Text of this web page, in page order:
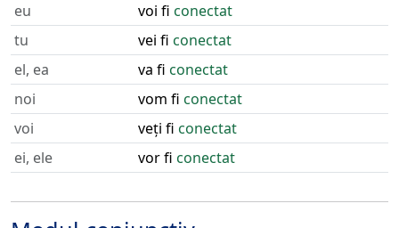
eu voi fi conectat
tu
vei fi conectat
el, ea
va fi conectat
noi
vom fi conectat
voi
veți fi conectat
ei, ele
vor fi conectat